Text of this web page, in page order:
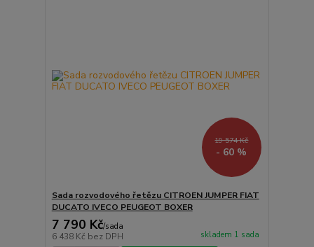
19 574 Kč
- 60 %
Sada rozvodového řetězu CITROEN JUMPER FIAT
DUCATO IVECO PEUGEOT BOXER
7 790 Kč/sada
6 438 Kč bez DPH skladem 1 sada